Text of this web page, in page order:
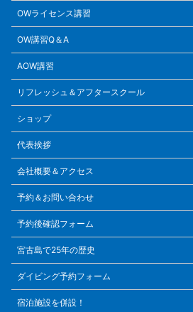
OWライセンス講習
OW講習Q＆A
AOW講習
リフレッシュ＆アフタースクール
ショップ
代表挨拶
会社概要＆アクセス
予約＆お問い合わせ
予約後確認フォーム
宮古島で25年の歴史
ダイビング予約フォーム
宿泊施設を併設！